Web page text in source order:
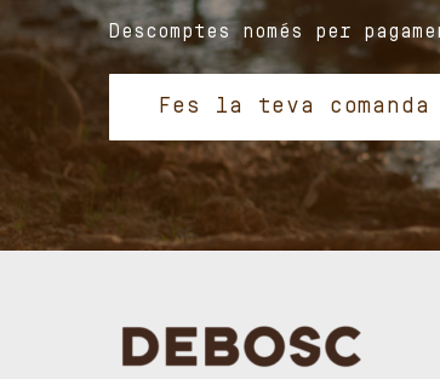
Descomptes només per
Fes la teva comanda